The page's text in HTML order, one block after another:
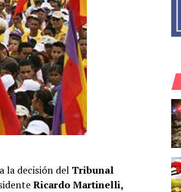
la decisión del Tribunal
Ricardo Martinelli,